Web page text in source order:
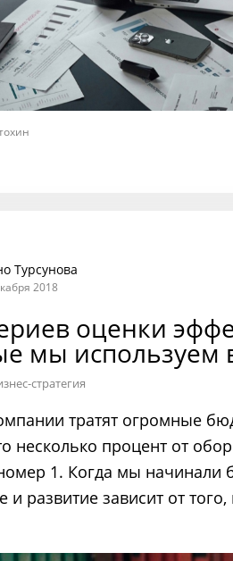
Турсунова
2018
оценки
мы используем
стратегия
тратят огромные
несколько процент от
1. Когда мы начинали
и развитие зависит от